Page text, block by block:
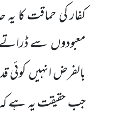
کفار کی حماقت کا
معبودوںسے
بالفرض انہیںکوئی
جب حقیقت یہ ہے